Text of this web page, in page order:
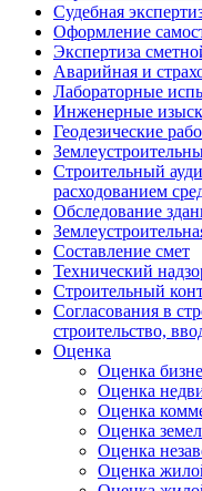
Судебная
Оформление
Экспертиза
Аварийная и
Лабораторные
Инженерные
Геодезические
Строительный
расходованием
Обследование
Составление смет
Технический
Строительный
Согласования в
строительство,
Оценка
Оценка
Оценка
Оценка
Оценка
Оценка
Оценка